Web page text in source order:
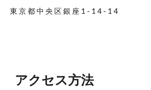
東京都中央区銀座1-14-14
アクセス方法